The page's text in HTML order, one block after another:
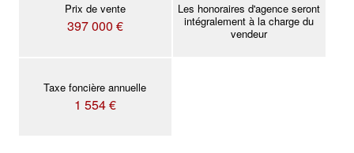
Prix de vente
397 000 €
Les honoraires d'agence seront
intégralement à la charge du
vendeur
Taxe foncière annuelle
1 554 €